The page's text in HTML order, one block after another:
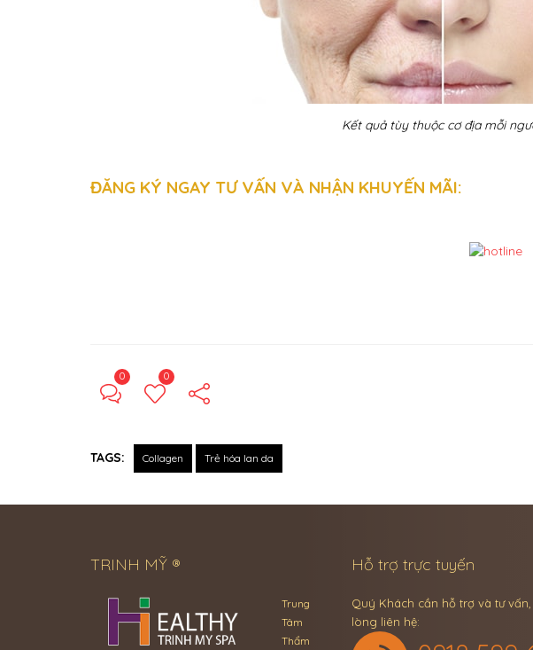
Kết quả tùy thuộc cơ địa mỗi
ĐĂNG KÝ NGAY TƯ VẤN VÀ NHẬN KHUYẾN MÃI:
0 0
TAGS: Collagen Trẻ hóa lan da
TRINH MỸ ®
Trung
Tâm
Thẩm
Hỗ trợ trực tuyến
Quý Khách cần hỗ trợ và tư vấn,
lòng liên hệ: